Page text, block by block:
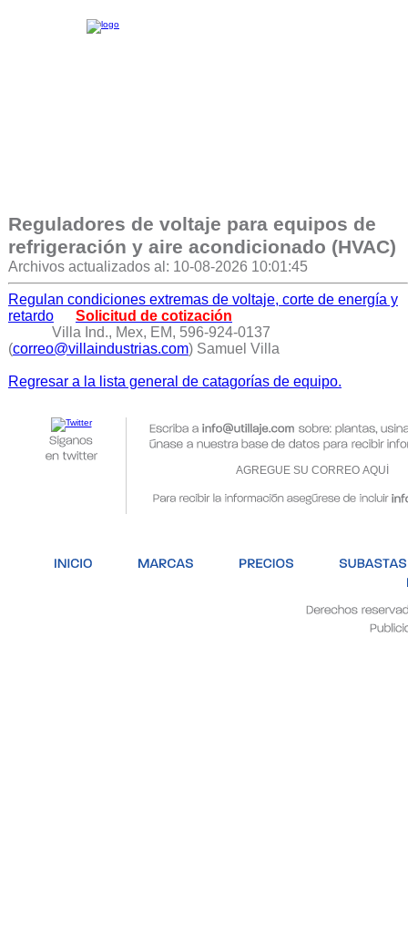
Reguladores de voltaje para equipos de
refrigeración y aire acondicionado (HVAC)
Archivos actualizados al: 10-08-2026 10:01:45
Regulan condiciones extremas de voltaje, corte de energía y
retardo
Solicitud de cotización
Villa Ind., Mex, EM, 596-924-0137
(correo@villaindustrias.com) Samuel Villa
Regresar a la lista general de catagorías de equipo.